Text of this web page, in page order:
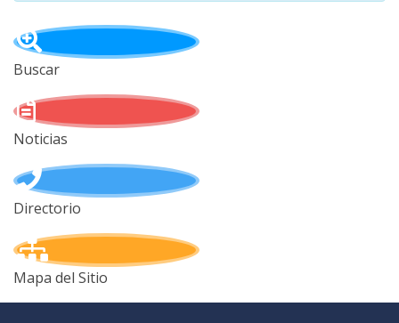
Buscar
Noticias
Directorio
Mapa del Sitio